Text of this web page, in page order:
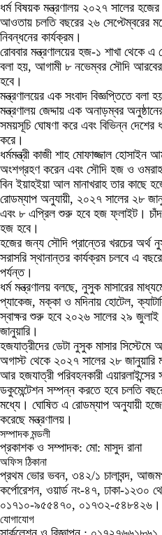
ধর্ম বিষয়ক মন্ত্রণালয় ২০২৭ সালের
আওতায় চলতি বছরের ২৬ সেপ্টেম্বরের
নিবন্ধনের কার্যক্রম।
রোববার মন্ত্রণালয়ের হজ-১ শাখা থেকে
বলা হয়, আগামী ৮ নভেম্বর সৌদি আরবের
হবে।
মন্ত্রণালয়ের এক সংবাদ বিজ্ঞপ্তিতে
মন্ত্রণালয় জেদ্দায় এক অনাড়ম্বর
সময়সূচি ঘোষণা করে এবং বিভিন্ন দেশের
করে।
ধর্মমন্ত্রী কাজী শাহ মোফাজ্জাল হোসাইন
অংশগ্রহণ করেন এবং সৌদি হজ ও ওমরাহ
বিন ইয়াহইয়া আল মানাখরাহ তার কাছে
রোডম্যাপ অনুযায়ী, ২০২৭ সালের ২৮
এবং ৮ এপ্রিল শুরু হবে হজ ফ্লাইট। চাঁদ
হজ হবে।
হজের জন্য সৌদি প্রান্তের খরচের অর্থ
সরাসরি স্থানান্তর কার্যক্রম চলবে এ
পর্যন্ত।
ধর্ম মন্ত্রণালয় বলছে, নুসুক মাসারের
প্যাকেজ, মক্কা ও মদিনায় হোটেল,
স্বাক্ষর শুরু হবে ২০২৬ সালের ২৯
জানুয়ারি।
হজযাত্রীদের ডেটা নুসুক মাসার
অগাস্ট থেকে ২০২৭ সালের ২৮ জানুয়ারি
আর হজযাত্রী পরিবহনকারী এয়ারলাইন্সের
ডকুমেন্টেশন সম্পন্ন করতে হবে চলতি
মধ্যে। ঘোষিত এ রোডম্যাপ অনুযায়ী
করেছে মন্ত্রণালয়।
সম্পাদক মন্ডলী
প্রকাশক ও সম্পাদক: মো: মাসুদ রানা
অফিস ঠিকানা
প্রথম ভোর ভবন, ৩৪২/১ চালাবন্দ,
কর্পোরেশন, ওয়ার্ড নং-৪৭, ঢাকা-১২৩০
০১৭১০-৯৫৫৪৭০, ০১৭৩২-৫৪৮৪২৬।
যোগাযোগ